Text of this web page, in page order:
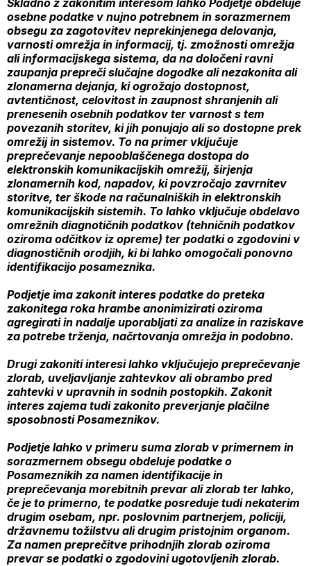
Skladno z zakonitim interesom lahko Podjetje obdeluje
osebne podatke v nujno potrebnem in sorazmernem
obsegu za zagotovitev neprekinjenega delovanja,
varnosti omrežja in informacij, tj. zmožnosti omrežja
ali informacijskega sistema, da na določeni ravni
zaupanja prepreči slučajne dogodke ali nezakonita ali
zlonamerna dejanja, ki ogrožajo dostopnost,
avtentičnost, celovitost in zaupnost shranjenih ali
prenesenih osebnih podatkov ter varnost s tem
povezanih storitev, ki jih ponujajo ali so dostopne prek
omrežij in sistemov. To na primer vključuje
preprečevanje nepooblaščenega dostopa do
elektronskih komunikacijskih omrežij, širjenja
zlonamernih kod, napadov, ki povzročajo zavrnitev
storitve, ter škode na računalniških in elektronskih
komunikacijskih sistemih. To lahko vključuje obdelavo
omrežnih diagnotičnih podatkov (tehničnih podatkov
oziroma odčitkov iz opreme) ter podatki o zgodovini v
diagnostičnih orodjih, ki bi lahko omogočali ponovno
identifikacijo posameznika.
Podjetje ima zakonit interes podatke do preteka
zakonitega roka hrambe anonimizirati oziroma
agregirati in nadalje uporabljati za analize in raziskave
za potrebe trženja, načrtovanja omrežja in podobno.
Drugi zakoniti interesi lahko vključujejo preprečevanje
zlorab, uveljavljanje zahtevkov ali obrambo pred
zahtevki v upravnih in sodnih postopkih. Zakonit
interes zajema tudi zakonito preverjanje plačilne
sposobnosti Posameznikov.
Podjetje lahko v primeru suma zlorab v primernem in
sorazmernem obsegu obdeluje podatke o
Posameznikih za namen identifikacije in
preprečevanja morebitnih prevar ali zlorab ter lahko,
če je to primerno, te podatke posreduje tudi nekaterim
drugim osebam, npr. poslovnim partnerjem, policiji,
državnemu tožilstvu ali drugim pristojnim organom.
Za namen preprečitve prihodnjih zlorab oziroma
prevar se podatki o zgodovini ugotovljenih zlorab.